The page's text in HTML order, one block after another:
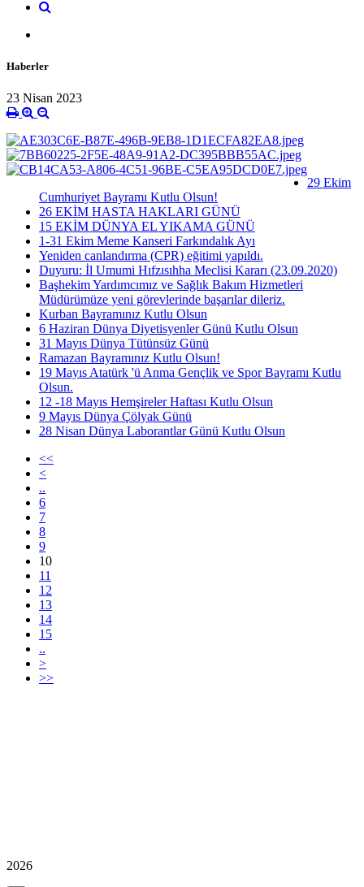
Haberler
23 Nisan 2023
29 Ekim
Cumhuriyet Bayramı Kutlu Olsun!
26 EKİM HASTA HAKLARI GÜNÜ
15 EKİM DÜNYA EL YIKAMA GÜNÜ
1-31 Ekim Meme Kanseri Farkındalık Ayı
Yeniden canlandırma (CPR) eğitimi yapıldı.
Duyuru: İl Umumi Hıfzısıhha Meclisi Kararı (23.09.2020)
Başhekim Yardımcımız ve Sağlık Bakım Hizmetleri
Müdürümüze yeni görevlerinde başarılar dileriz.
Kurban Bayramınız Kutlu Olsun
6 Haziran Dünya Diyetisyenler Günü Kutlu Olsun
31 Mayıs Dünya Tütünsüz Günü
Ramazan Bayramınız Kutlu Olsun!
19 Mayıs Atatürk 'ü Anma Gençlik ve Spor Bayramı Kutlu
Olsun.
12 -18 Mayıs Hemşireler Haftası Kutlu Olsun
9 Mayıs Dünya Çölyak Günü
28 Nisan Dünya Laborantlar Günü Kutlu Olsun
<<
<
..
6
7
8
9
10
11
12
13
14
15
..
>
>>
2026